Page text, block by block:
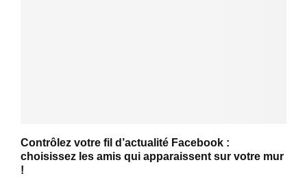
Contrôlez votre fil d’actualité Facebook :
choisissez les amis qui apparaissent sur votre mur
!